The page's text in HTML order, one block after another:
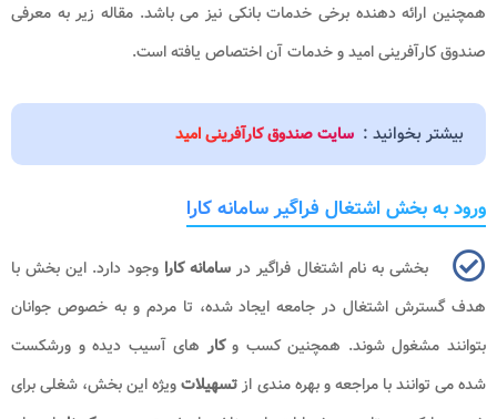
همچنین ارائه دهنده برخی خدمات بانکی نیز می باشد. مقاله زیر به معرفی
صندوق کارآفرینی امید و خدمات آن اختصاص یافته است.
بیشتر بخوانید : سایت صندوق کارآفرینی امید
ورود به بخش اشتغال فراگیر سامانه کارا
بخشی به نام اشتغال فراگیر در سامانه کاراوجود دارد. این بخش با
هدف گسترش اشتغال در جامعه ایجاد شده، تا مردم و به خصوص جوانان
بتوانند مشغول شوند. همچنین کسب وکار های آسیب دیده و ورشکست
شده می توانند با مراجعه و بهره مندی ازتسهیلاتویژه این بخش، شغلی برای